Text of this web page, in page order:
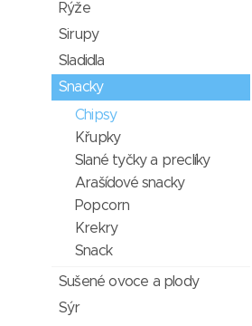
Rýže
Sirupy
Sladidla
Snacky
Chipsy
Křupky
Slané tyčky a preclíky
Arašídové snacky
Popcorn
Krekry
Snack
Sušené ovoce a plody
Sýr